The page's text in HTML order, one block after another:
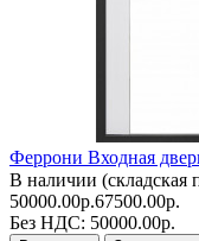
Феррони Входная
В наличии (складская
50000.00р.67500.00р.
Без НДС: 50000.00р.